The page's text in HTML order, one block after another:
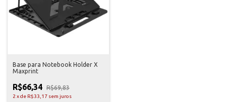
Base para Notebook Holder X
Maxprint
R$66,34 R$69,83
2 xde R$33,17 sem juros